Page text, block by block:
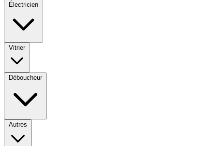
Électricien
Vitrier
Déboucheur
Autres